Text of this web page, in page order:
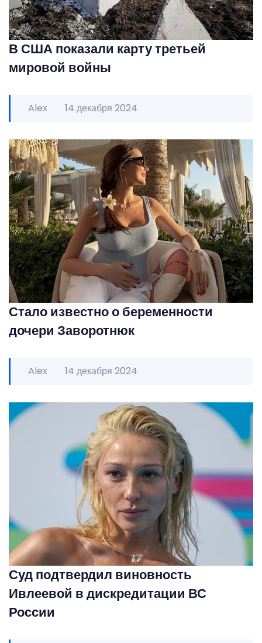
В США показали карту третьей
мировой войны
Alex 14 декабря 2024
Стало известно о беременности
дочери Заворотнюк
Alex 14 декабря 2024
Суд подтвердил виновность
Ивлеевой в дискредитации ВС
России